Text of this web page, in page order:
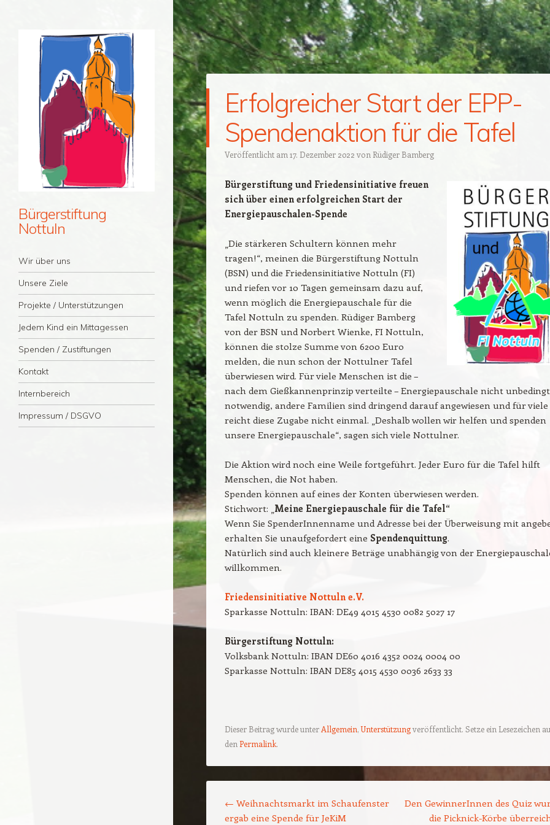
Bürgerstiftung
Nottuln
Navigation
Zum Inhalt springen
Wir über uns
Unsere Ziele
Projekte / Unterstützungen
Jedem Kind ein Mittagessen
Spenden / Zustiftungen
Kontakt
Internbereich
Impressum / DSGVO
Erfolgreicher Start der EPP-
Spendenaktion für die Tafel
Veröffentlicht am 17. Dezember 2022 von Rüdiger Bamberg
Bürgerstiftung und Friedensinitiative freuen
sich über einen erfolgreichen Start der
Energiepauschalen-Spende
„Die stärkeren Schultern können mehr
tragen!“, meinen die Bürgerstiftung Nottuln
(BSN) und die Friedensinitiative Nottuln (FI)
und riefen vor 10 Tagen gemeinsam dazu auf,
wenn möglich die Energiepauschale für die
Tafel Nottuln zu spenden. Rüdiger Bamberg
von der BSN und Norbert Wienke, FI Nottuln,
können die stolze Summe von 6200 Euro
melden, die nun schon der Nottulner Tafel
überwiesen wird. Für viele Menschen ist die –
nach dem Gießkannenprinzip verteilte – Energiepauschale nicht unbedingt
notwendig, andere Familien sind dringend darauf angewiesen und für viele
reicht diese Zugabe nicht einmal. „Deshalb wollen wir helfen und spenden
unsere Energiepauschale“, sagen sich viele Nottulner.
Die Aktion wird noch eine Weile fortgeführt. Jeder Euro für die Tafel hilft
Menschen, die Not haben.
Spenden können auf eines der Konten überwiesen werden.
Stichwort: „ Meine Energiepauschale für die Tafel“
Wenn Sie SpenderInnenname und Adresse bei der Überweisung mit
erhalten Sie unaufgefordert eine Spendenquittung.
Natürlich sind auch kleinere Beträge unabhängig von der
willkommen.
Friedensinitiative Nottuln e.V.
Sparkasse Nottuln: IBAN: DE49 4015 4530 0082 5027 17
Bürgerstiftung Nottuln:
Volksbank Nottuln: IBAN DE60 4016 4352 0024 0004 00
Sparkasse Nottuln: IBAN DE85 4015 4530 0036 2633 33
Dieser Beitrag wurde unter Allgemein,Unterstützungveröffentlicht. Setze ein Lesezeichen
den Permalink.
← Weihnachtsmarkt im Schaufenster
ergab eine Spende für JeKiM
Den GewinnerInnen des Quiz
die Picknick-Körbe